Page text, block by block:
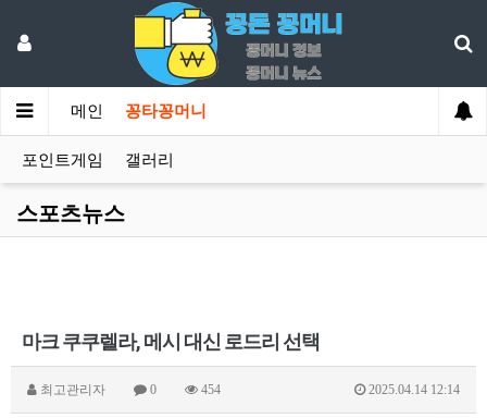
메인 꽁타꽁머니
포인트게임 갤러리
스포츠뉴스
마크 쿠쿠렐라, 메시 대신 로드리 선택
최고관리자 0 454 2025.04.14 12:14